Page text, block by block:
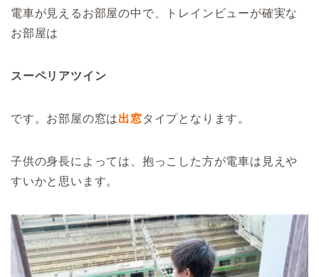
電車が見えるお部屋の中で、トレインビューが確実な
お部屋は
スーペリアツイン
です。お部屋の窓は出窓タイプとなります。
子供の身長によっては、抱っこした方が電車は見えや
すいかと思います。